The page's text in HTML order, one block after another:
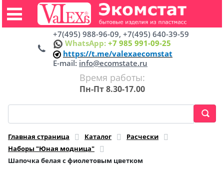
+7(495) 988-96-09, +7(495) 640-39-59
WhatsApp: +7 985 991-09-25
https://t.me/valexaecomstat
E-mail: info@ecomstate.ru
Время работы:
Пн-Пт 8.30-17.00
Главная страница Каталог
Расчески
Наборы "Юная модница"
Шапочка белая с фиолетовым цветком